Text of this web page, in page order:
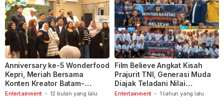
Entertainment - 12 bulan yang lalu
Anniversary ke-5 Wonderfood
Kepri, Meriah Bersama
Konten Kreator Batam-
Tanjungpinang
Entertainment - 1 tahun yang lalu
Film Believe Angkat Kisah
Prajurit TNI, Generasi Muda
Diajak Teladani Nilai
Keberanian